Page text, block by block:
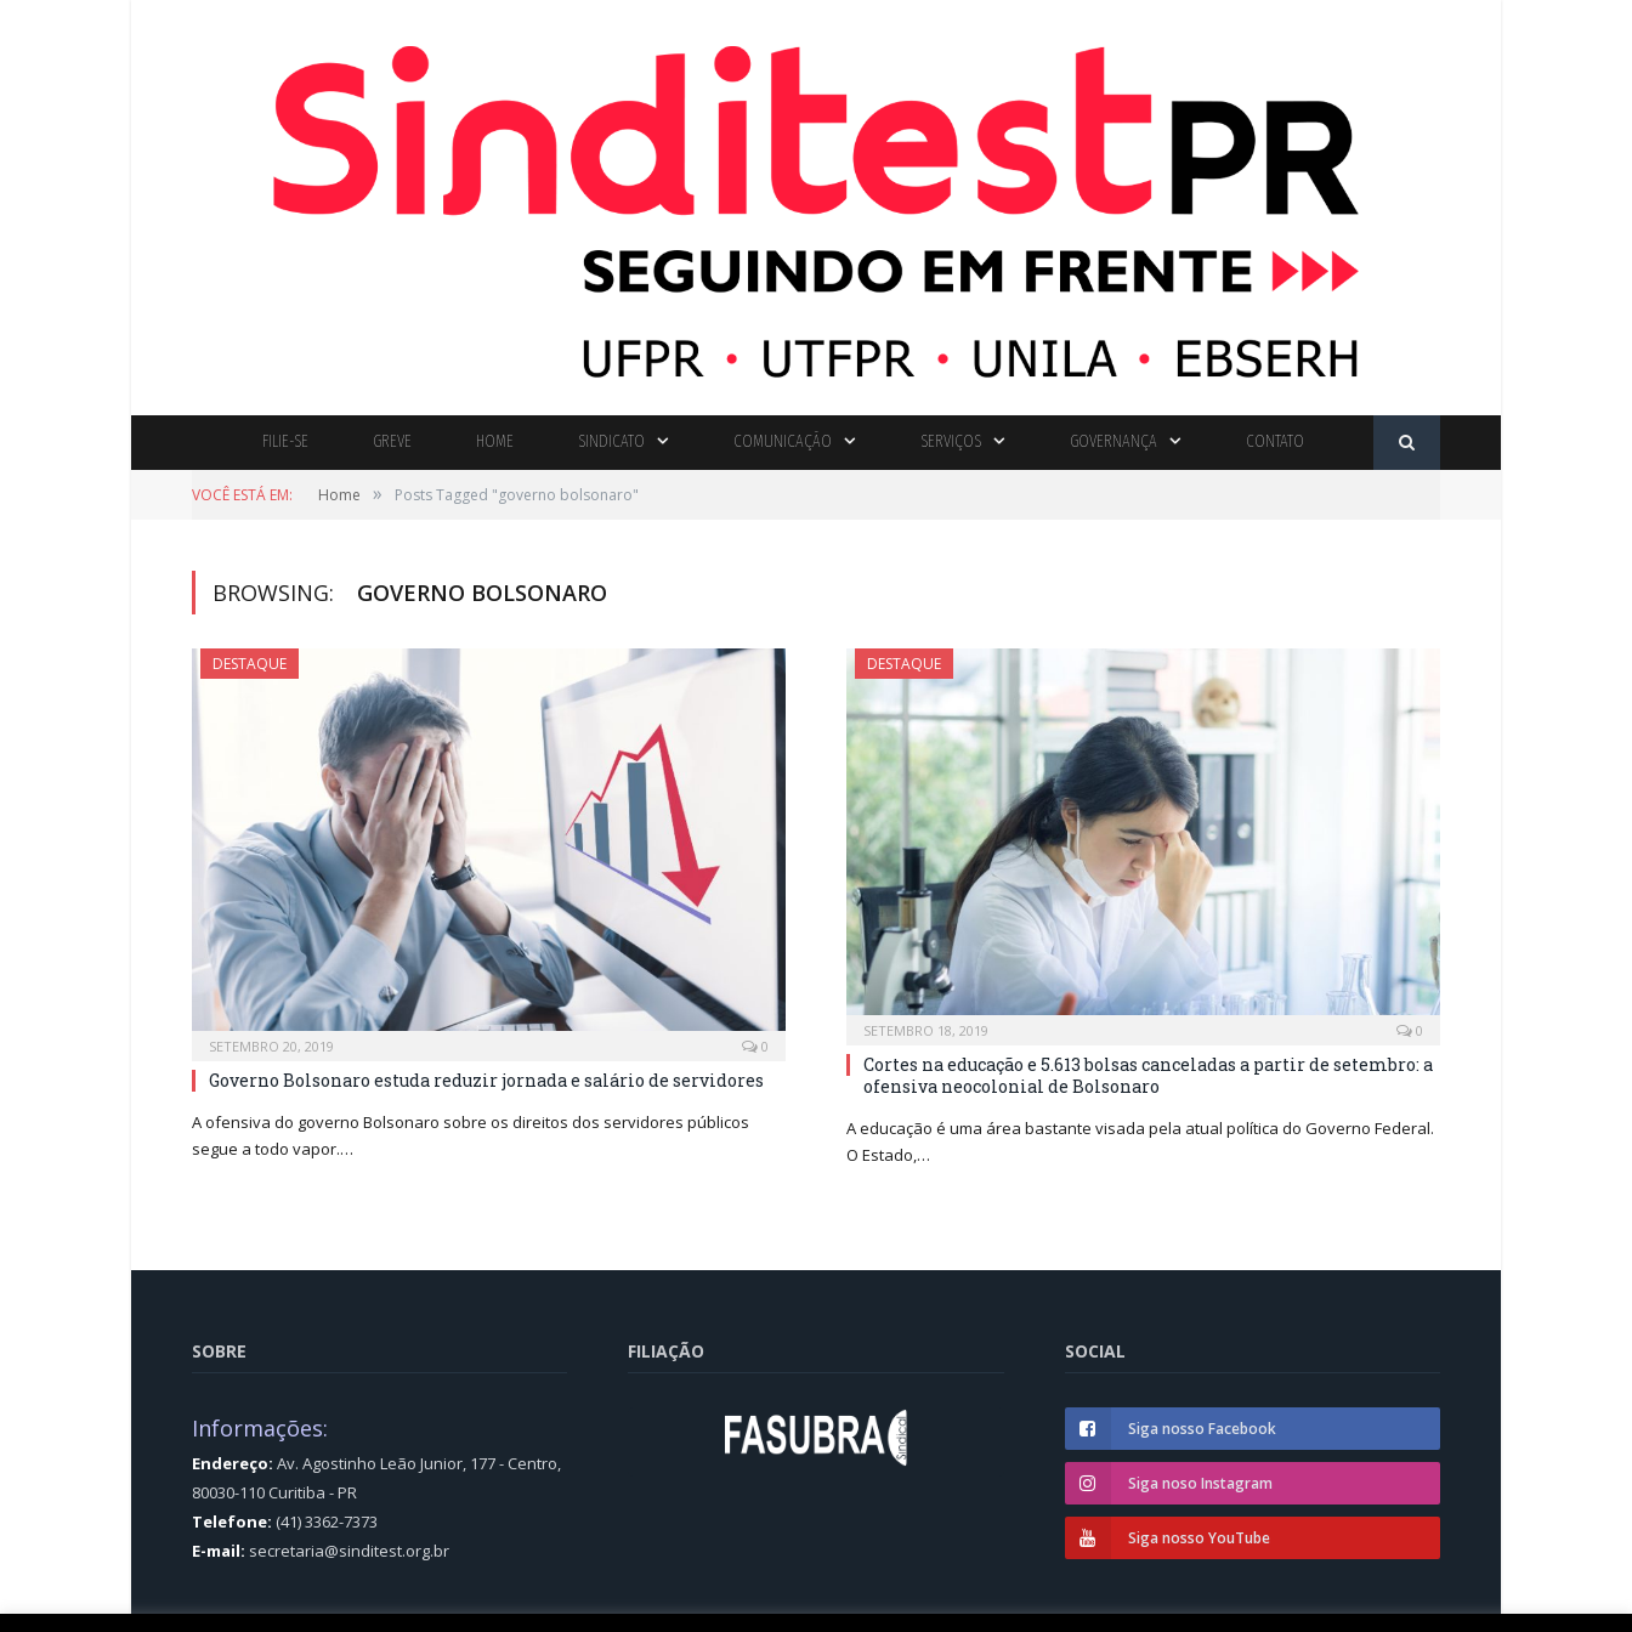
FILIE-SE GREVE HOME SINDICATO COMUNICAÇÃO SERVIÇOS GOVERNANÇA CONTATO
VOCÊ ESTÁ EM: Home » Posts Tagged "governo bolsonaro"
BROWSING: GOVERNO BOLSONARO
DESTAQUE
SETEMBRO 20, 2019 0
Governo Bolsonaro estuda reduzir jornada e salário de servidores
A ofensiva do governo Bolsonaro sobre os direitos dos servidores públicos
segue a todo vapor.…
DESTAQUE
SETEMBRO 18, 2019 0
Cortes na educação e 5.613 bolsas canceladas a partir de setembro: a
ofensiva neocolonial de Bolsonaro
A educação é uma área bastante visada pela atual política do Governo Federal.
O Estado,…
SOBRE
Informações:
Endereço: Av. Agostinho Leão Junior, 177 - Centro,
80030-110 Curitiba - PR
Telefone: (41) 3362-7373
E-mail: secretaria@sinditest.org.br
FILIAÇÃO SOCIAL
Siga nosso Facebook
Siga noso Instagram
Siga nosso YouTube